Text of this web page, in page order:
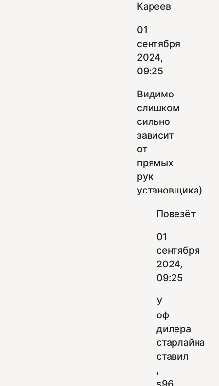
Кареев
01
сентября
2024,
09:25
Видимо
слишком
сильно
зависит
от
прямых
рук
установщика)
Повезёт
01
сентября
2024,
09:25
У
оф
дилера
старлайна
ставил
,
s96